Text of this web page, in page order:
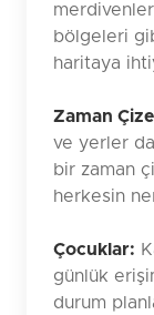
merdivenler,
bölgeleri
haritaya
Zaman
ve yerler
bir zaman
herkesin
Çocuklar:
günlük
durum